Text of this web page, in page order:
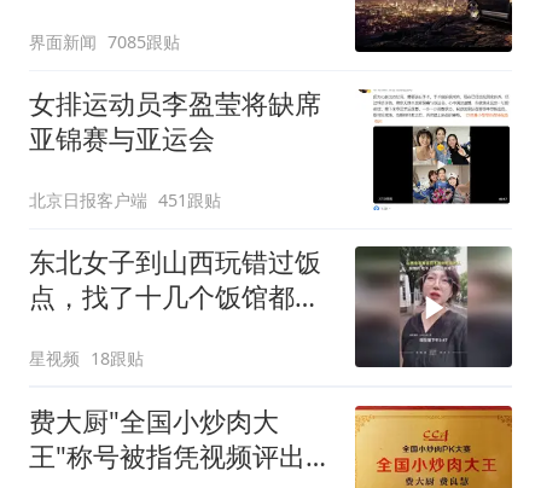
界面新闻 7085跟贴
女排运动员李盈莹将缺席
亚锦赛与亚运会
北京日报客户端 451跟贴
东北女子到山西玩错过饭
点，找了十几个饭馆都没
星视频 18跟贴
费大厨"全国小炒肉大
王"称号被指凭视频评出